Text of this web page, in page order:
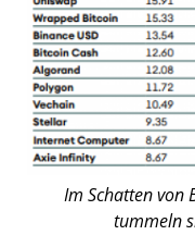
Im Schatten von
tummeln